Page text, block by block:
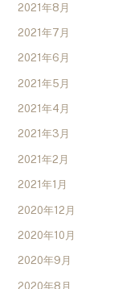
2021年8月
2021年7月
2021年6月
2021年5月
2021年4月
2021年3月
2021年2月
2021年1月
2020年12月
2020年10月
2020年9月
2020年8月